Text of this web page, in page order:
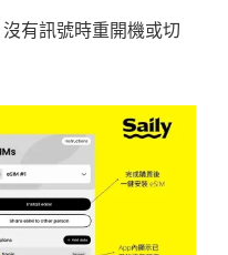
有訊號時重開機或切